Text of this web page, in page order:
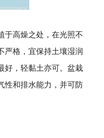
于高燥之处，在光照不
严格，宜保持土壤湿润
好，轻黏土亦可。盆栽
性和排水能力，并可防